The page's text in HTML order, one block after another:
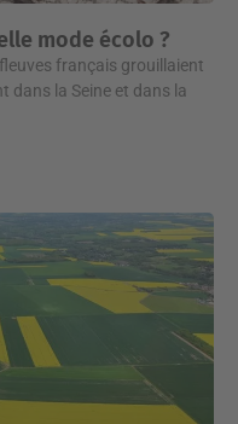
mode écolo ?
français grouillaient
dans la Seine et dans la